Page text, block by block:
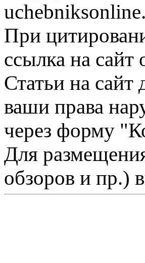
При
ссылка на сайт
Статьи на
ваши права
через форму
Для
обзоров и пр.)